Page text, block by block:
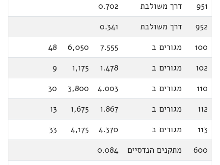
951
דרך משולבת
0.702
952
דרך משולבת
0.341
100
מגורים ב 7.555
6,050
48
102
מגורים ב 1.478
1,175
9
110
מגורים ב 4.003
3,800
30
112
מגורים ב 1.867
1,675
13
113
מגורים ב 4.370
4,175
33
600
מתקנים הנדסיים
0.084